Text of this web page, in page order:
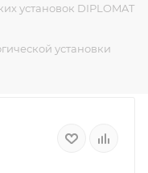
установок DIPLOMAT
установки